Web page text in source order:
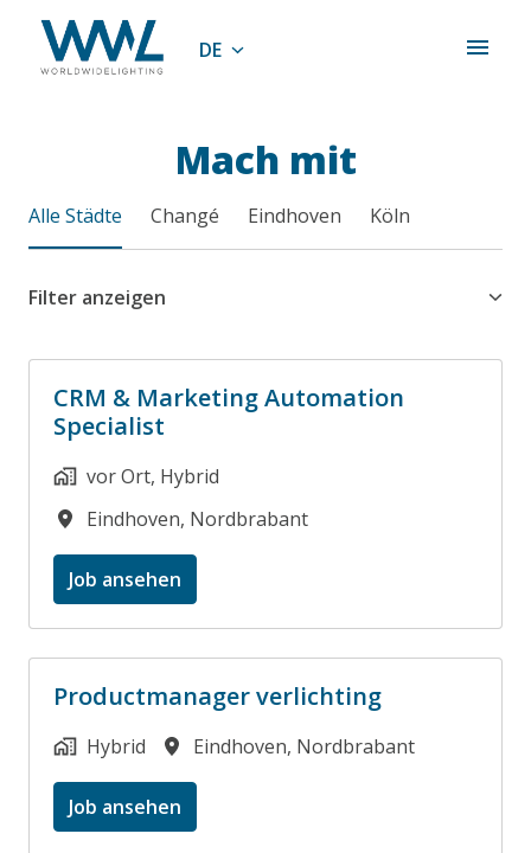
Inhalt
springenStartseite DE
Mach mit
Alle Städte Changé Eindhoven Köln
Filter anzeigen
CRM & Marketing Automation
Specialist
vor Ort, Hybrid
Eindhoven, Nordbrabant
Job ansehen
Productmanager verlichting
Hybrid Eindhoven, Nordbrabant
Job ansehen